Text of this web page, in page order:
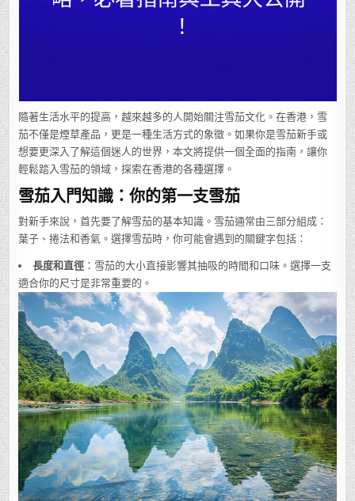
看
隨著生活水平的提高，越來越多的人開始關注雪茄文化。在香港，雪
茄不僅是煙草產品，更是一種生活方式的象徵。如果你是雪茄新手或
想要更深入了解這個迷人的世界，本文將提供一個全面的指南，讓你
輕鬆踏入雪茄的領域，探索在香港的各種選擇。
雪茄入門知識：你的第一支雪茄
對新手來說，首先要了解雪茄的基本知識。雪茄通常由三部分組成：
葉子、捲法和香氣。選擇雪茄時，你可能會遇到的關鍵字包括：
長度和直徑 ：雪茄的大小直接影響其抽吸的時間和口味。選擇一支
適合你的尺寸是非常重要的。